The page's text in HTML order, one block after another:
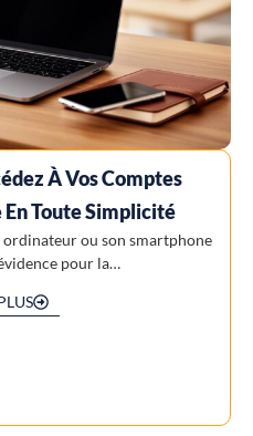
À Vos Comptes
En Toute Simplicité
ordinateur ou son smartphone
pour la…